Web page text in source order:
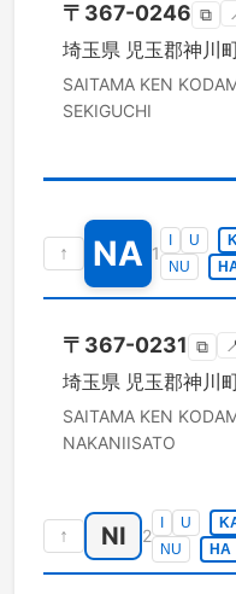
〒 367-0246 ⧉
埼玉県 児玉郡神川
SAITAMA KEN
SEKIGUCHI
↑ NA 1
U
NU
〒 367-0231 ⧉
埼玉県 児玉郡神川
SAITAMA KEN
NAKANIISATO
↑ NI 2
U
NU
HA